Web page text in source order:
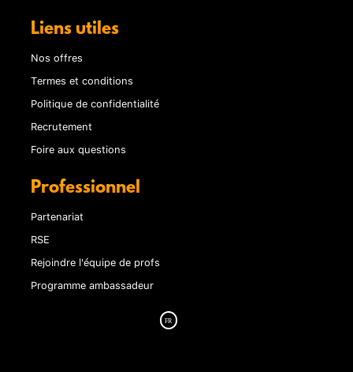
Liens utiles
Nos offres
Termes et conditions
Politique de confidentialité
Recrutement
Foire aux questions
Professionnel
Partenariat
RSE
Rejoindre l'équipe de profs
Programme ambassadeur